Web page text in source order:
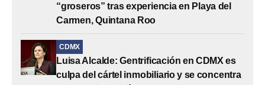
“groseros” tras experiencia en Playa del
Carmen, Quintana Roo
CDMX
Luisa Alcalde: Gentrificación en CDMX es
culpa del cártel inmobiliario y se concentra